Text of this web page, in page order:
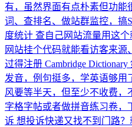
有，虽然界面有点朴素但功能
词、查排名、做站群监控，搞
度统计 查自己网站流量用这
网站挂个代码就能看访客来
过得注册 Cambridge
发音，例句挺多，学英语够用
风要等半天，但至少不收费，
字格字帖或者做拼音练习卷，
诉 想投诉快递又找不到门路